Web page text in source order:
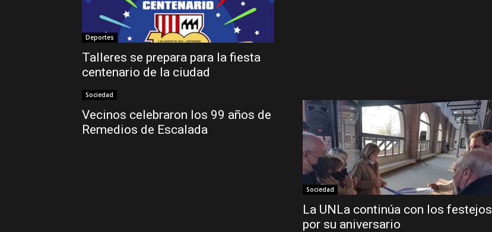
Deportes
Talleres se prepara para la fiesta
centenario de la ciudad
Sociedad
Vecinos celebraron los 99 años de
Remedios de Escalada
Sociedad
La UNLa continúa con los festejos
por su aniversario